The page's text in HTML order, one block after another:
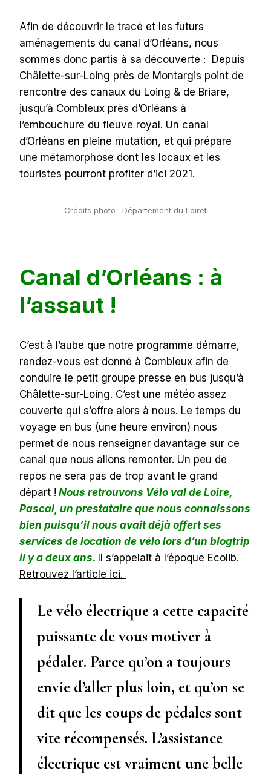
Afin de découvrir le tracé et les futurs
aménagements du canal d’Orléans, nous
sommes donc partis à sa découverte : Depuis
Châlette-sur-Loing près de Montargis point de
rencontre des canaux du Loing & de Briare,
jusqu’à Combleux près d’Orléans à
l’embouchure du fleuve royal. Un canal
d’Orléans en pleine mutation, et qui prépare
une métamorphose dont les locaux et les
touristes pourront profiter d’ici 2021.
Crédits photo : Département du Loiret
Canal d’Orléans : à
l’assaut !
C’est à l’aube que notre programme démarre,
rendez-vous est donné à Combleux afin de
conduire le petit groupe presse en bus jusqu’à
Châlette-sur-Loing. C’est une météo assez
couverte qui s’offre alors à nous. Le temps du
voyage en bus (une heure environ) nous
permet de nous renseigner davantage sur ce
canal que nous allons remonter. Un peu de
repos ne sera pas de trop avant le grand
départ ! Nous retrouvons Vélo val de Loire,
Pascal, un prestataire que nous connaissons
bien puisqu’il nous avait déjà offert ses
services de location de vélo lors d’un blogtrip
il y a deux ans.
Il s’appelait à l’époque Ecolib.
Retrouvez l’article ici.
Le vélo électrique a cette capacité
puissante de vous motiver à
pédaler. Parce qu’on a toujours
envie d’aller plus loin, et qu’on se
dit que les coups de pédales sont
vite récompensés. L’assistance
électrique est vraiment une belle